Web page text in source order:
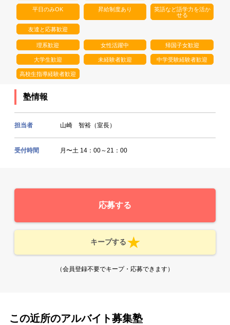
平日のみOK 昇給制度あり
英語など語学力を活か
せる
友達と応募歓迎
理系歓迎 女性活躍中 帰国子女歓迎
大学生歓迎 未経験者歓迎 中学受験経験者歓迎
高校生指導経験者歓迎
塾情報
担当者 山崎 智裕（室長）
受付時間 月〜土 14：00～21：00
応募する
キープする
（会員登録不要でキープ・応募できます）
この近所のアルバイト募集塾